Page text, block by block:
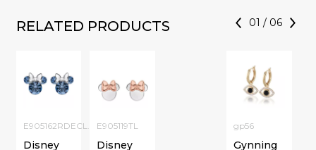
RELATED PRODUCTS 01 / 06
E905162RDECL.CS
Disney
gp56
Gynning
E905119TL
Disney